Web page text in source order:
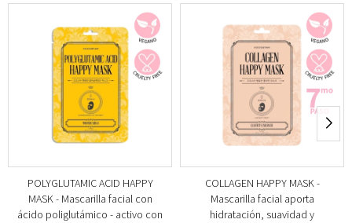
POLYGLUTAMIC ACID HAPPY
MASK - Mascarilla facial con
ácido poliglutámico - activo con
COLLAGEN HAPPY MASK -
Mascarilla facial aporta
hidratación, suavidad y